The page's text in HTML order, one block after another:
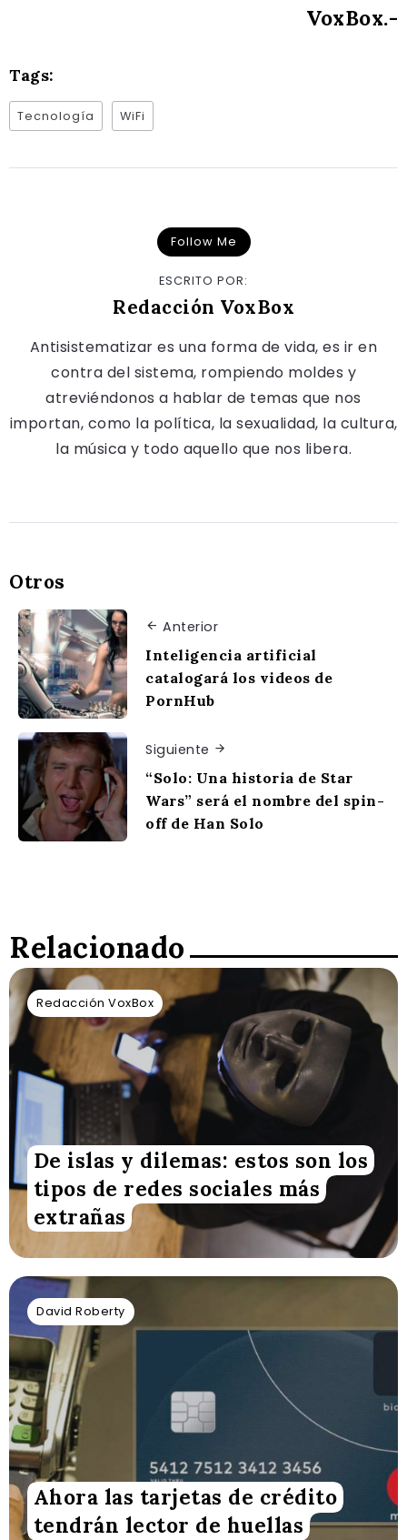
VoxBox.-
Tags:
Tecnología WiFi
Follow Me
ESCRITO POR:
Redacción VoxBox
Antisistematizar es una forma de vida, es ir en
contra del sistema, rompiendo moldes y
atreviéndonos a hablar de temas que nos
importan, como la política, la sexualidad, la cultura,
la música y todo aquello que nos libera.
Otros
Anterior
Inteligencia artificial
catalogará los videos de
PornHub
Siguiente
“Solo: Una historia de Star
Wars” será el nombre del spin-
off de Han Solo
Relacionado
Redacción VoxBox
De islas y dilemas: estos son los
tipos de redes sociales más
extrañas
David Roberty
Ahora las tarjetas de crédito
tendrán lector de huellas